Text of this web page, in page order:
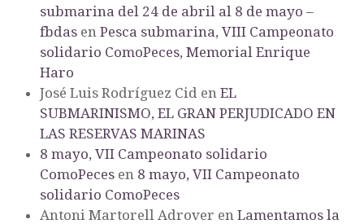
submarina del 24 de abril al 8 de mayo –
fbdas en Pesca submarina, VIII Campeonato
solidario ComoPeces, Memorial Enrique
Haro
José Luis Rodríguez Cid en EL
SUBMARINISMO, EL GRAN PERJUDICADO EN
LAS RESERVAS MARINAS
8 mayo, VII Campeonato solidario
ComoPeces en 8 mayo, VII Campeonato
solidario ComoPeces
Antoni Martorell Adrover en Lamentamos la